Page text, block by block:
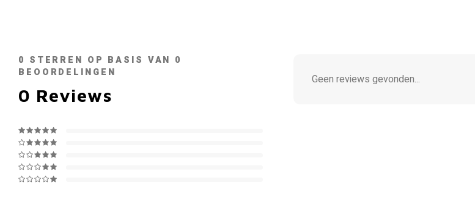
0 STERREN OP BASIS VAN 0
BEOORDELINGEN
0 Reviews
Geen reviews gevonden...